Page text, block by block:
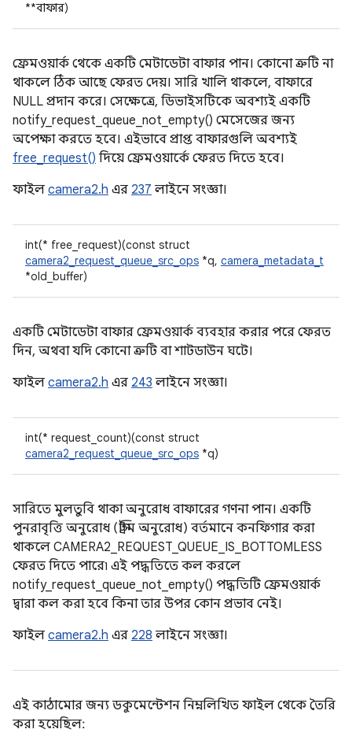
**বাফার)
ফ্রেমওয়ার্ক থেকে একটি মেটাডেটা বাফার পান। কোনো ত্রুটি না
থাকলে ঠিক আছে ফেরত দেয়। সারি খালি থাকলে, বাফারে
NULL প্রদান করে। সেক্ষেত্রে, ডিভাইসটিকে অবশ্যই একটি
notify_request_queue_not_empty() মেসেজের জন্য
অপেক্ষা করতে হবে। এইভাবে প্রাপ্ত বাফারগুলি অবশ্যই
free_request() দিয়ে ফ্রেমওয়ার্কে ফেরত দিতে হবে।
ফাইল camera2.h এর 237 লাইনে সংজ্ঞা।
int(* free_request)(const struct
camera2_request_queue_src_ops *q, camera_metadata_t
*old_buffer)
একটি মেটাডেটা বাফার ফ্রেমওয়ার্ক ব্যবহার করার পরে ফেরত
দিন, অথবা যদি কোনো ত্রুটি বা শাটডাউন ঘটে।
ফাইল camera2.h এর 243 লাইনে সংজ্ঞা।
int(* request_count)(const struct
camera2_request_queue_src_ops *q)
সারিতে মুলতুবি থাকা অনুরোধ বাফারের গণনা পান। একটি
পুনরাবৃত্তি অনুরোধ (স্ট্রিম অনুরোধ) বর্তমানে কনফিগার করা
থাকলে CAMERA2_REQUEST_QUEUE_IS_BOTTOMLESS
ফেরত দিতে পারে৷ এই পদ্ধতিতে কল করলে
notify_request_queue_not_empty() পদ্ধতিটি ফ্রেমওয়ার্ক
দ্বারা কল করা হবে কিনা তার উপর কোন প্রভাব নেই।
ফাইল camera2.h এর 228 লাইনে সংজ্ঞা।
এই কাঠামোর জন্য ডকুমেন্টেশন নিম্নলিখিত ফাইল থেকে তৈরি
করা হয়েছিল: